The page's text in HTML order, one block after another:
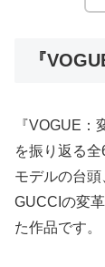
『
『VOGUE
を振り返る
モデルの台頭
GUCCIの変
た作品です。